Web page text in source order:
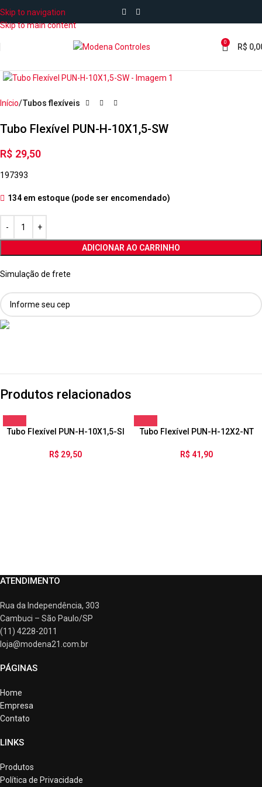
Skip to navigation
Skip to main content
0 R$
Início Tubos flexíveis
Tubo Flexível PUN-H-10X1,5-SW
R$ 29,50
197393
134 em estoque (pode ser encomendado)
ADICIONAR AO CARRINHO
Simulação de frete
Produtos relacionados
Tubo Flexível PUN-H-10X1,5-SI
R$ 29,50
Tubo Flexível PUN-H-12X2-NT
R$ 41,90
ATENDIMENTO
Rua da Independência, 303
Cambuci – São Paulo/SP
(11) 4228-2011
loja@modena21.com.br
PÁGINAS
Home
Empresa
Contato
LINKS
Produtos
Política de Privacidade